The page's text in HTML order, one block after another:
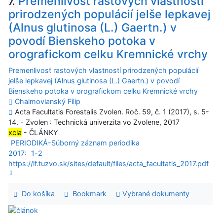
prirodzených populácií jelše lepkavej
(Alnus glutinosa (L.) Gaertn.) v
povodí Bienskeho potoka v
orografickom celku Kremnické vrchy
Premenlivosť rastových vlastností prirodzených populácií
jelše lepkavej (Alnus glutinosa (L.) Gaertn.) v povodí
Bienskeho potoka v orografickom celku Kremnické vrchy
Chalmovianský Filip
Acta Facultatis Forestalis Zvolen. Roč. 59, č. 1 (2017), s. 5-
14. - Zvolen : Technická univerzita vo Zvolene, 2017
xcla - ČLÁNKY
PERIODIKÁ-Súborný záznam periodika
2017:
1-2
https://lf.tuzvo.sk/sites/default/files/acta_facultatis_2017.pdf
Do košíka Bookmark Vybrané dokumenty